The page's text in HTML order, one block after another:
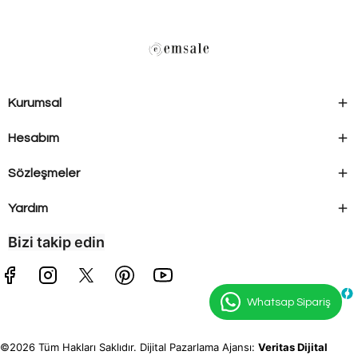
Kurumsal
Hesabım
Sözleşmeler
Yardım
Bizi takip edin
©2026 Tüm Hakları Saklıdır. Dijital Pazarlama Ajansı: Veritas Dijital
Whatsap Sipariş